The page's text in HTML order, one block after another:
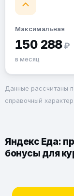
Максимальная
150 288 ₽
в месяц
Данные рассчитаны
справочный характер.
Яндекс Еда:
бонусы для